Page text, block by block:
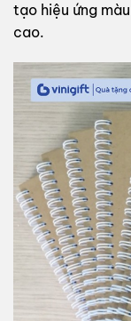
tạo hiệu ứng
cao.